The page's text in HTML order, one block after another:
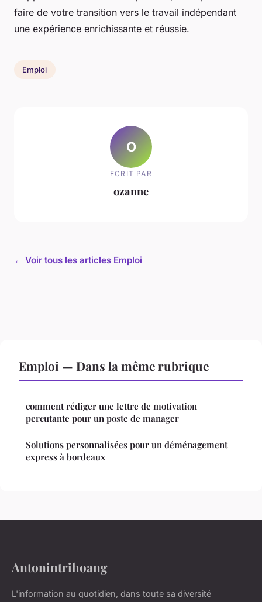
faire de votre transition vers le travail indépendant
une expérience enrichissante et réussie.
Emploi
O
ECRIT PAR
ozanne
← Voir tous les articles Emploi
Emploi — Dans la même rubrique
comment rédiger une lettre de motivation
percutante pour un poste de manager
Solutions personnalisées pour un déménagement
express à bordeaux
Antonintrihoang
L'information au quotidien, dans toute sa diversité